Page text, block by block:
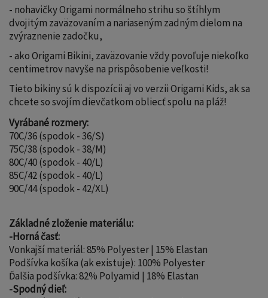
- nohavičky Origami normálneho strihu so štíhlym
dvojitým zaväzovaním a nariaseným zadným dielom na
zvýraznenie zadočku,
- ako Origami Bikini, zaväzovanie vždy povoľuje niekoľko
centimetrov navyše na prispôsobenie veľkosti!
Tieto bikiny sú k dispozícii aj vo verzii Origami Kids, ak sa
chcete so svojím dievčatkom obliecť spolu na pláž!
Vyrábané rozmery:
70C/36 (spodok - 36/S)
75C/38 (spodok - 38/M)
80C/40 (spodok - 40/L)
85C/42 (spodok - 40/L)
90C/44 (spodok - 42/XL)
Základné zloženie materiálu:
-Horná časť:
Vonkajší materiál: 85% Polyester | 15% Elastan
Podšívka košíka (ak existuje): 100% Polyester
Ďalšia podšívka: 82% Polyamid | 18% Elastan
-Spodný dieľ: